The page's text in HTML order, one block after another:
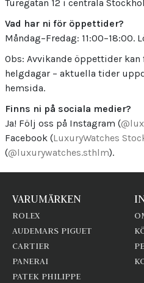
Turegatan 12 i centrala
Vad har ni för öppettider?
Måndag–Fredag: 11:00–18:00.
Obs: Avvikande öppettider
helgdagar – aktuella tider
hemsida.
Finns ni på sociala medier?
Ja! Följ oss på Instagram (
Facebook (LuxuryWatches
(@luxurywatches.sthlm).
VARUMÄRKEN
ROLEX
AUDEMARS PIGUET
CARTIER
PANERAI
PATEK PHILIPPE